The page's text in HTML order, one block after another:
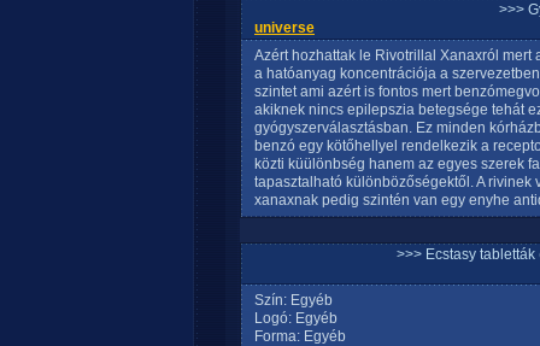
>>>
universe
Azért hozhattak le Rivotrillal Xanaxról
a hatóanyag koncentrációja a
szintet ami azért is fontos mert
akiknek nincs epilepszia betegsége tehát
gyógyszerválasztásban. Ez minden
benzó egy kötőhellyel rendelkezik a
közti küülönbség hanem az egyes szerek
tapasztalható különbözőségektől. A
xanaxnak pedig szintén van egy enyhe
>>> Ecstasy tabletták
Szín: Egyéb
Logó: Egyéb
Forma: Egyéb